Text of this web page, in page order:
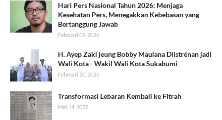
Hari Pers Nasional Tahun 2026: Menjaga
Kesehatan Pers, Menegakkan Kebebasan yang
Bertanggung Jawab
Februari 09, 2026
H. Ayep Zaki jeung Bobby Maulana Diistrénan jadi
Wali Kota - Wakil Wali Kota Sukabumi
Februari 20, 2025
Transformasi Lebaran Kembali ke Fitrah
Mei 14, 2022